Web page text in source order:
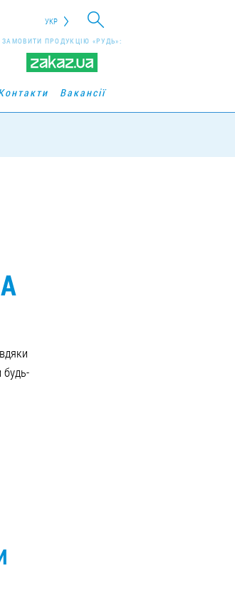
УКР
ЗАМОВИТИ ПРОДУКЦІЮ «РУДЬ»:
Вакансії
будь-